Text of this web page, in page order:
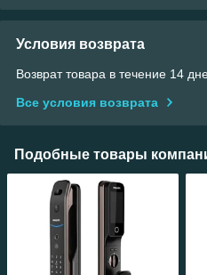
Условия возврата
Возврат товара в течение 14
Все условия возврата
Подобные товары